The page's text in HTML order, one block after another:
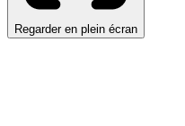
Regarder en plein écran